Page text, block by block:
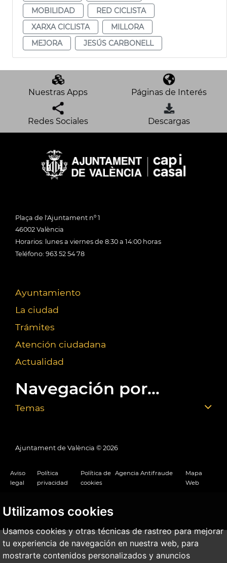
Utilizamos cookies
Usamos cookies y otras técnicas de rastreo para mejorar
tu experiencia de navegación en nuestra web, para
mostrarte contenidos personalizados y anuncios
MOBILIDAD
RED CICLISTA
XARXA CICLISTA
MILLORA
MEJORA
JESÚS CARBONELL
Nuestras Apps Páginas de Interés
Redes Sociales Descargas
Plaça de l'Ajuntament nº 1
46002 València
Horarios: lunes a viernes de 8:30 a 14:00 horas
Teléfono: 963 52 54 78
Ayuntamiento
La ciudad
Trámites
Atención ciudadana
Actualidad
Navegación por...
Temas
Ajuntament de València © 2026
Aviso
legal
Política
privacidad
Política de
cookies
Agencia Antifraude
Mapa
Web